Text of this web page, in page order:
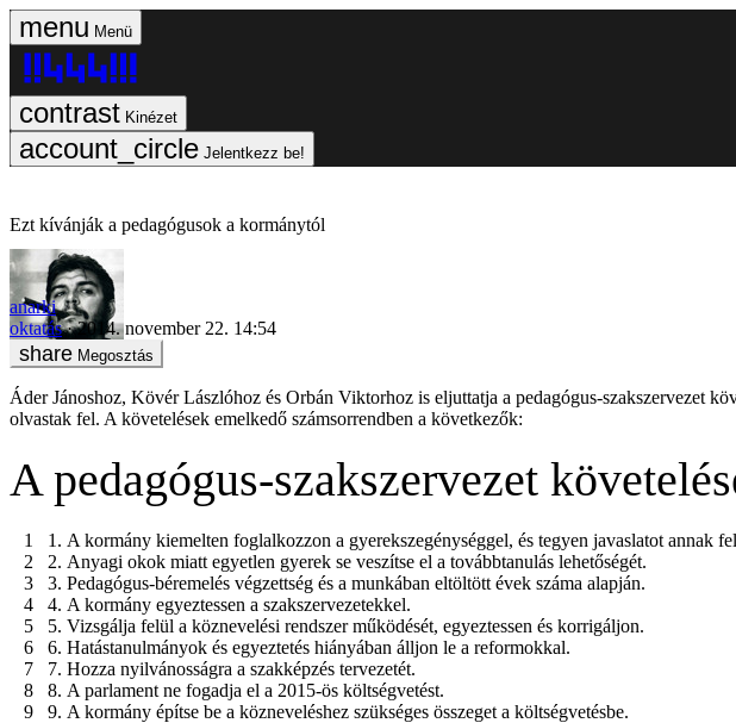
Menü
Kinézet
Jelentkezz be!
Ezt kívánják a pedagógusok a kormánytól
anarki
oktatás
2014. november 22. 14:54
Megosztás
Áder Jánoshoz, Kövér Lászlóhoz és Orbán Viktorhoz is eljuttatja a pedagógus-szakszervezet
olvastak fel. A követelések emelkedő számsorrendben a következők:
A pedagógus-szakszervezet
A kormány kiemelten foglalkozzon a gyerekszegénységgel, és tegyen javaslatot annak
Anyagi okok miatt egyetlen gyerek se veszítse el a továbbtanulás lehetőségét.
Pedagógus-béremelés végzettség és a munkában eltöltött évek száma alapján.
A kormány egyeztessen a szakszervezetekkel.
Vizsgálja felül a köznevelési rendszer működését, egyeztessen és korrigáljon.
Hatástanulmányok és egyeztetés hiányában álljon le a reformokkal.
Hozza nyilvánosságra a szakképzés tervezetét.
A parlament ne fogadja el a 2015-ös költségvetést.
A kormány építse be a közneveléshez szükséges összeget a költségvetésbe.